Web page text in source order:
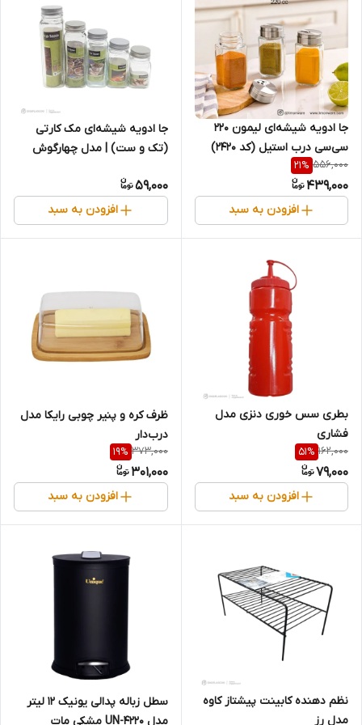
جا ادویه شیشه‌ای لیمون ۲۲۰
سی‌سی درب استیل (کد ۲۴۲۰)
556,000
21%
439,000
افزودن به سبد
جا ادویه شیشه‌ای مک کارتی
(تک و ست) | مدل چهارگوش
59,000
افزودن به سبد
بطری سس خوری دنزی مدل
فشاری
162,000
51%
79,000
افزودن به سبد
ظرف کره و پنیر چوبی رایکا مدل
درب‌دار
373,000
19%
301,000
افزودن به سبد
نظم دهنده کابینت پیشتاز کاوه
مدل رز
سطل زباله پدالی یونیک ۱۲ لیتر
مدل UN-4220 مشکی مات